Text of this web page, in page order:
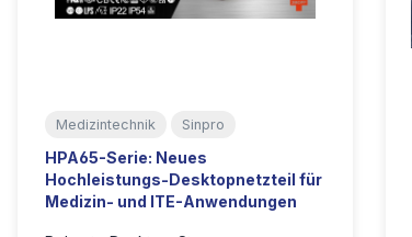
Medizintechnik Sinpro
HPA65-Serie: Neues
Hochleistungs-Desktopnetzteil für
Medizin- und ITE-Anwendungen